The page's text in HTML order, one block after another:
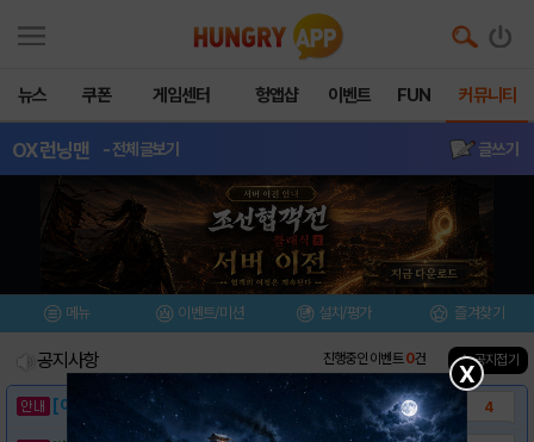
뉴스 쿠폰 게임센터 헝앱샵 이벤트 FUN 커뮤니티
OX런닝맨 - 전체글보기 글쓰기
메뉴 이벤트/미션 설치/평가 즐겨찾기
공지사항 진행중인 이벤트0건 ▲ 공지접기
[이벤트] 웃음으로 매일매일 해피! 유머 게시.. 4
X